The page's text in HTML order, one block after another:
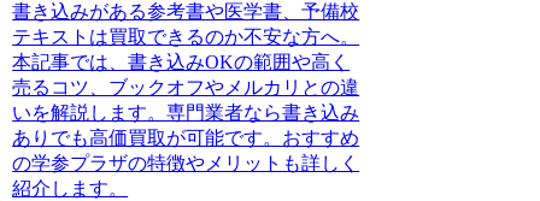
書き込みがある参考書や医学書、予備校
テキストは買取できるのか不安な方へ。
本記事では、書き込みOKの範囲や高く
売るコツ、ブックオフやメルカリとの違
いを解説します。専門業者なら書き込み
ありでも高価買取が可能です。おすすめ
の学参プラザの特徴やメリットも詳しく
紹介します。